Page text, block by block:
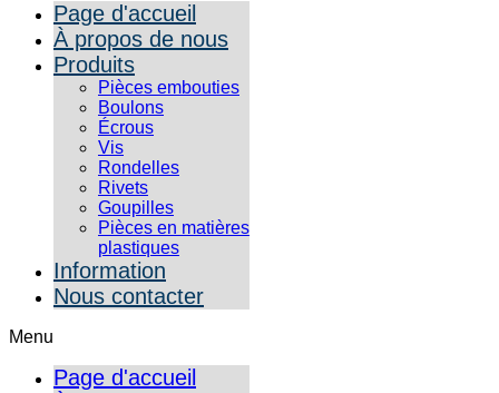
Page d'accueil
À propos de nous
Produits
Pièces embouties
Boulons
Écrous
Vis
Rondelles
Rivets
Goupilles
Pièces en matières
plastiques
Information
Nous contacter
Menu
Page d'accueil